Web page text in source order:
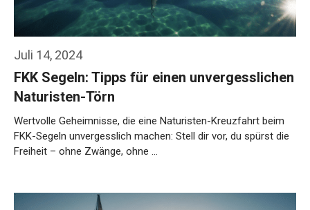
Juli 14, 2024
FKK Segeln: Tipps für einen unvergesslichen
Naturisten-Törn
Wertvolle Geheimnisse, die eine Naturisten-Kreuzfahrt beim
FKK-Segeln unvergesslich machen: Stell dir vor, du spürst die
Freiheit – ohne Zwänge, ohne …